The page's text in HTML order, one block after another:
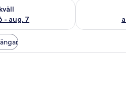
- aug. 7
för ikväll aug. 6 - aug. 7
Kontrollera